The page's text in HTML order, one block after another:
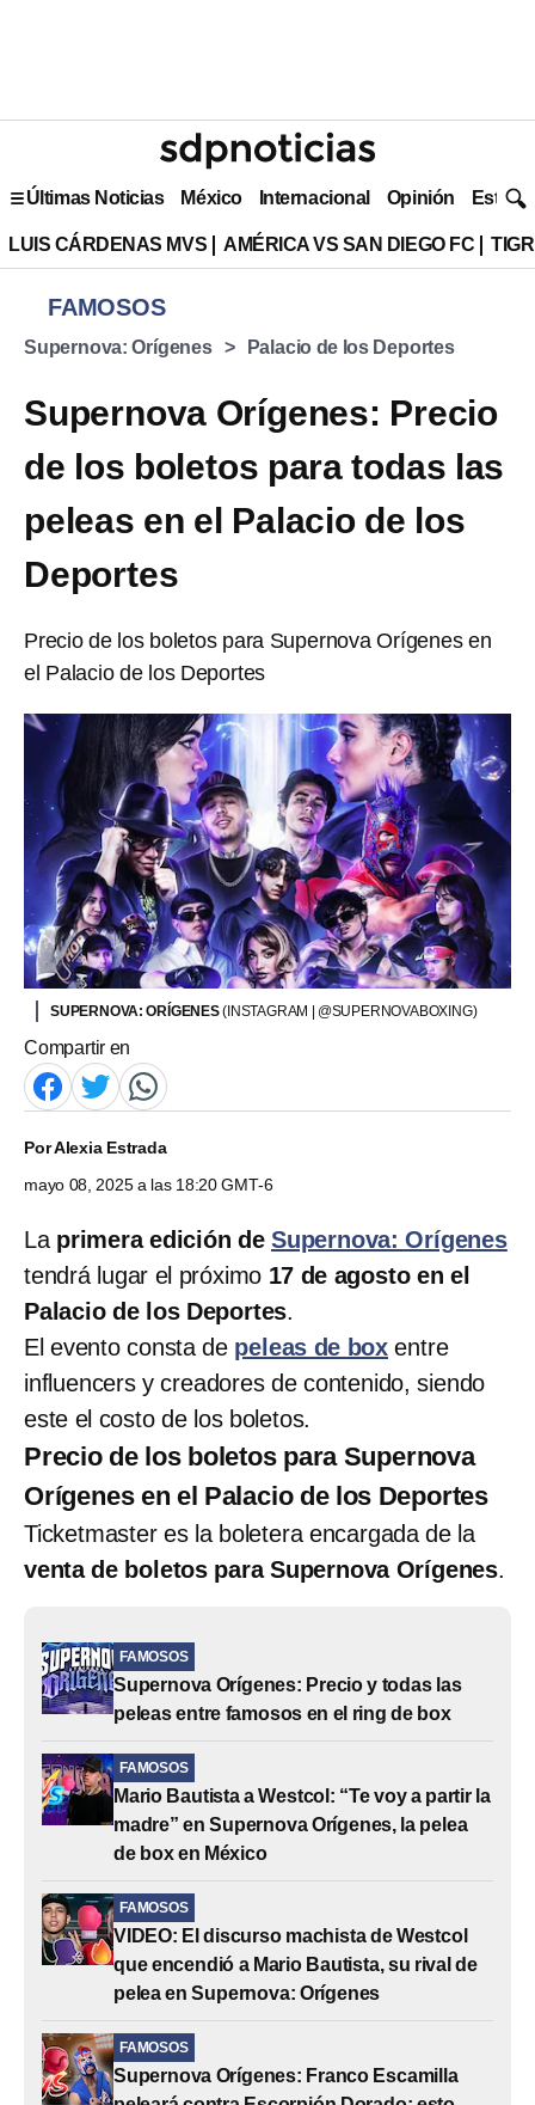
Últimas Noticias México Internacional Opinión Estilo
LUIS CÁRDENAS MVS AMÉRICA VS SAN DIEGO FC
FAMOSOS
Supernova: Orígenes Palacio de los Deportes
Supernova Orígenes: Precio
de los boletos para todas las
peleas en el Palacio de los
Deportes
Precio de los boletos para Supernova Orígenes en
el Palacio de los Deportes
SUPERNOVA: ORÍGENES(INSTAGRAM | @SUPERNOVABOXING)
Compartir en
PorAlexia Estrada
mayo 08, 2025 a las 18:20 GMT-6
La primera edición deSupernova: Orígenes
tendrá lugar el próximo 17 de agosto en el
Palacio de los Deportes.
El evento consta de peleas de box entre
influencers y creadores de contenido, siendo
este el costo de los boletos.
Precio de los boletos para Supernova
Orígenes en el Palacio de los Deportes
Ticketmaster es la boletera encargada de la
venta de boletos para Supernova Orígenes.
FAMOSOS
Supernova Orígenes: Precio y todas las
peleas entre famosos en el ring de box
FAMOSOS
Mario Bautista a Westcol: “Te voy a partir la
madre” en Supernova Orígenes, la pelea
de box en México
FAMOSOS
VIDEO: El discurso machista de Westcol
que encendió a Mario Bautista, su rival de
pelea en Supernova: Orígenes
FAMOSOS
Supernova Orígenes: Franco Escamilla